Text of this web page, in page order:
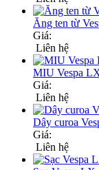
Ăng ten từ
Giá:
Liên hệ
MIU Vespa
Giá:
Liên hệ
Dây curoa
Giá:
Liên hệ